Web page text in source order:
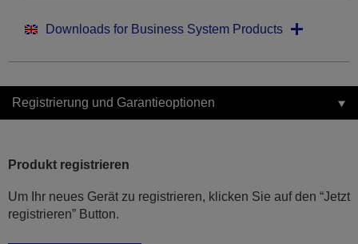
Downloads for Business System Products
Registrierung und Garantieoptionen
Produkt registrieren
Um Ihr neues Gerät zu registrieren, klicken Sie auf den “Jetzt
registrieren” Button.